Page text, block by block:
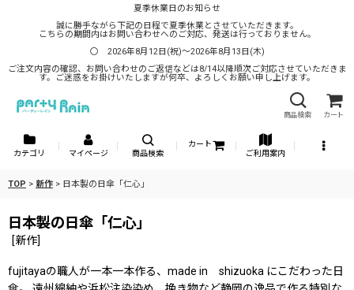
夏季休業日のお知らせ
誠に勝手ながら下記の日程で夏季休業とさせていただきます。
こちらの期間内はお問い合わせへのご対応、発送は行っておりません。
〇 2026年8月12日(祝)～2026年8月13日(木)
ご注文内容の確認、お問い合わせのご返信などは8/14以降順次ご対応させていただきま
す。ご迷惑をお掛けいたしますが何卒、よろしくお願い申し上げます。
商品検索 カート
カテゴリ マイページ 商品検索
カート
ご利用案内
TOP > 新作 > 日本製の日傘「仁心」
日本製の日傘「仁心」
[新作]
fujitayaの職人が一本一本作る、made in shizuoka にこだわった日